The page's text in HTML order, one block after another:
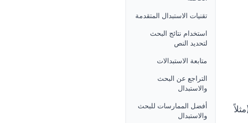
تقنيات الاستبدال المتقدمة
استخدام نتائج البحث
لتحديد النص
متابعة الاستبدالات
التراجع عن البحث
والاستبدال
أفضل الممارسات للبحث
والاستبدال